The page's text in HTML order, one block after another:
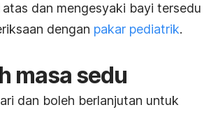
dan mengesyaki bayi tersedu
dengan pakar pediatrik.
masa sedu
dan boleh berlanjutan untuk